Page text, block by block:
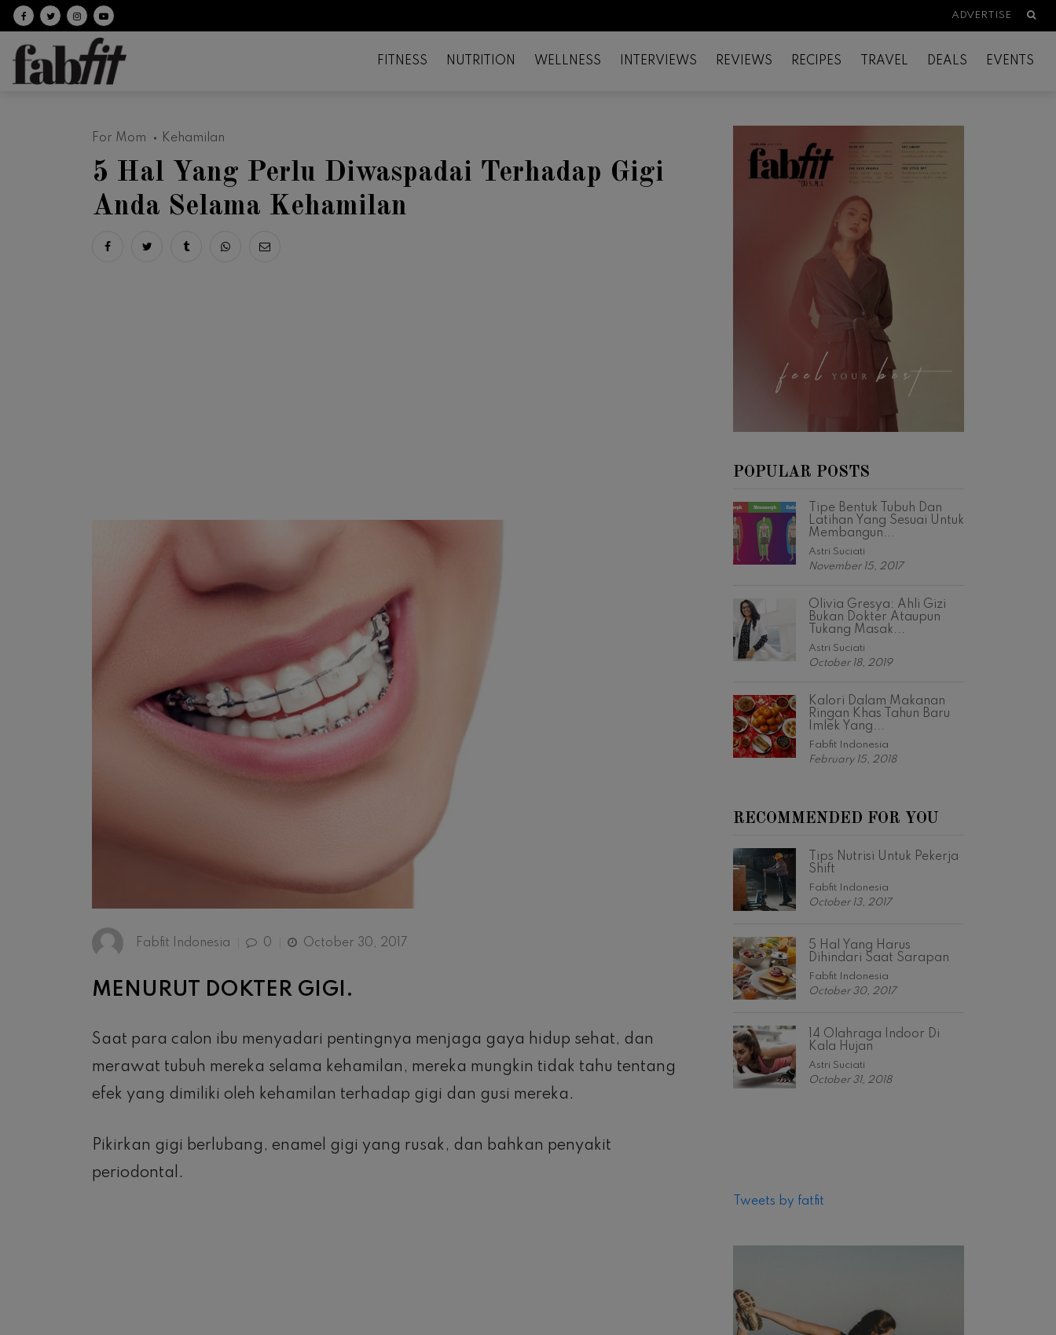
Follow on facebook
Follow on Twitter
Follow on Instagram
Follow on Youtube ADVERTISE
FITNESS NUTRITION WELLNESS INTERVIEWS REVIEWS RECIPES TRAVEL DEALS EVENTS
For Mom Kehamilan
5 Hal Yang Perlu Diwaspadai Terhadap Gigi
Anda Selama Kehamilan
Share on facebook
Share on twitter
Share on tumblr
Share via whatsapp
Share via email
Fabfit Indonesia 0 October 30, 2017
MENURUT DOKTER GIGI.
Saat para calon ibu menyadari pentingnya menjaga gaya hidup sehat, dan
merawat tubuh mereka selama kehamilan, mereka mungkin tidak tahu tentang
efek yang dimiliki oleh kehamilan terhadap gigi dan gusi mereka.
Pikirkan gigi berlubang, enamel gigi yang rusak, dan bahkan penyakit
periodontal.
POPULAR POSTS
Tipe Bentuk Tubuh Dan
Latihan Yang Sesuai Untuk
Membangun...
Astri Suciati
November 15, 2017
Olivia Gresya: Ahli Gizi
Bukan Dokter Ataupun
Tukang Masak...
Astri Suciati
October 18, 2019
Kalori Dalam Makanan
Ringan Khas Tahun Baru
Imlek Yang...
Fabfit Indonesia
February 15, 2018
RECOMMENDED FOR YOU
Tips Nutrisi Untuk Pekerja
Shift
Fabfit Indonesia
October 13, 2017
5 Hal Yang Harus
Dihindari Saat Sarapan
Fabfit Indonesia
October 30, 2017
14 Olahraga Indoor Di
Kala Hujan
Astri Suciati
October 31, 2018
Tweets by fatfit